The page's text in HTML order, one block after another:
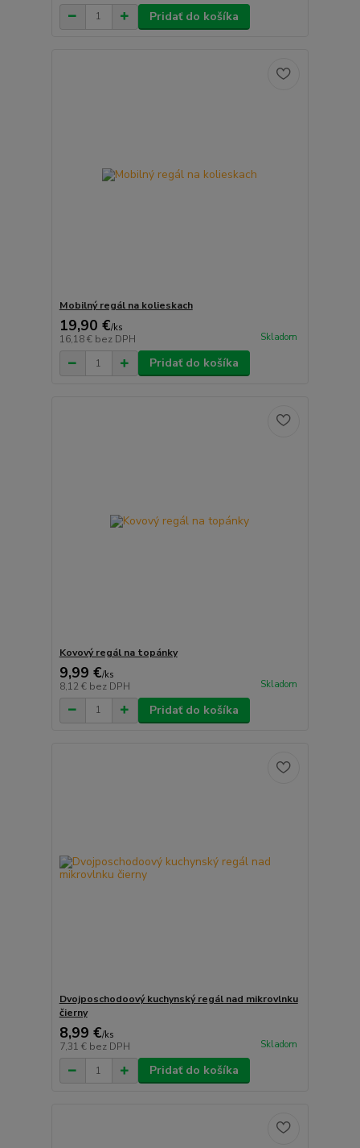
Pridať do košíka
Mobilný regál na kolieskach
19,90 €/ks
16,18 € bez DPH Skladom
Pridať do košíka
Kovový regál na topánky
9,99 €/ks
8,12 € bez DPH Skladom
Pridať do košíka
Dvojposchodoový kuchynský regál nad mikrovlnku
čierny
8,99 €/ks
7,31 € bez DPH Skladom
Pridať do košíka